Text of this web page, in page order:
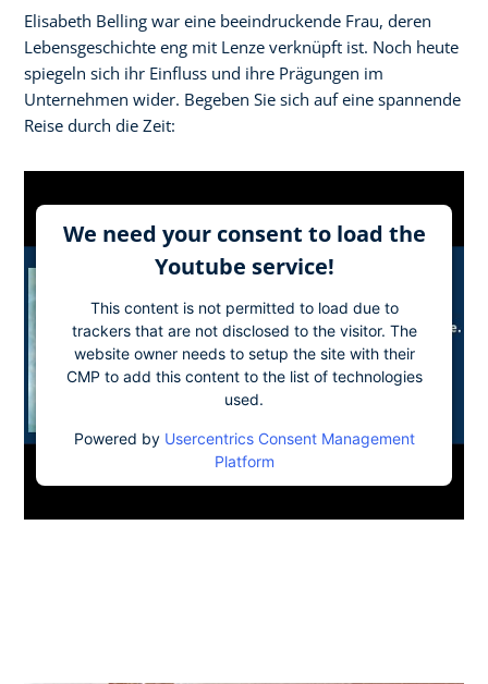
Elisabeth Belling war eine beeindruckende Frau, deren
Lebensgeschichte eng mit Lenze verknüpft ist. Noch heute
spiegeln sich ihr Einfluss und ihre Prägungen im
Unternehmen wider. Begeben Sie sich auf eine spannende
Reise durch die Zeit:
We need your consent to load the
Youtube service!
This content is not permitted to load due to
trackers that are not disclosed to the visitor. The
website owner needs to setup the site with their
CMP to add this content to the list of technologies
used.
Powered by Usercentrics Consent Management
Platform